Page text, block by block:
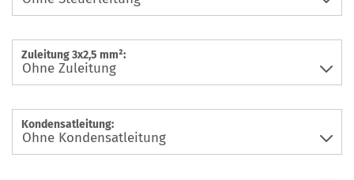
Zuleitung 3x2,5 mm²:
Kondensatleitung: